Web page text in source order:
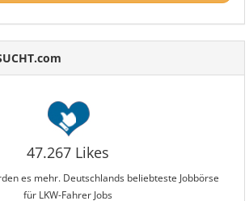
47.267 Likes
es mehr. Deutschlands beliebteste Jobbörse
für LKW-Fahrer Jobs